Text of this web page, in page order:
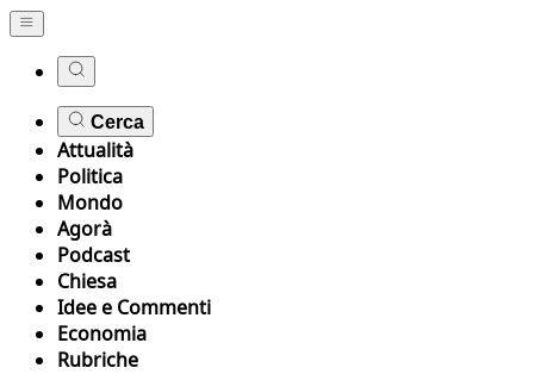
Cerca
Attualità
Politica
Mondo
Agorà
Podcast
Chiesa
Idee e Commenti
Economia
Rubriche